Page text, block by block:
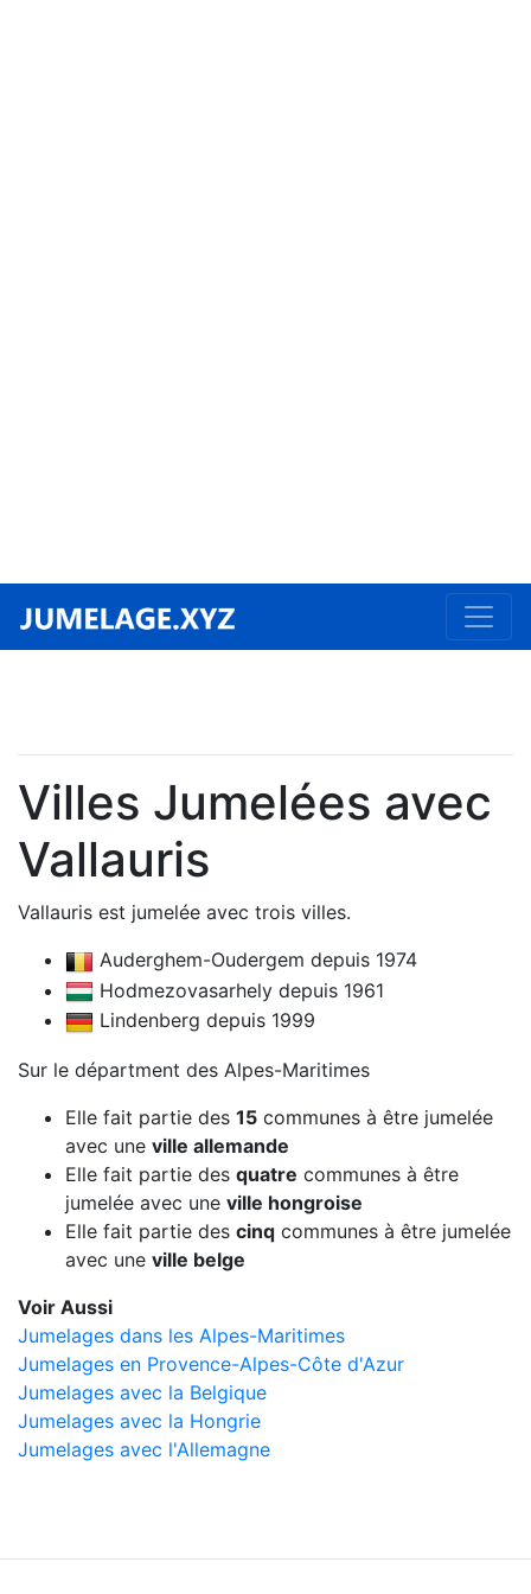
Villes Jumelées avec
Vallauris
Vallauris est jumelée avec trois villes.
Auderghem-Oudergem depuis 1974
Hodmezovasarhely depuis 1961
Lindenberg depuis 1999
Sur le départment des Alpes-Maritimes
Elle fait partie des 15 communes à être jumelée
avec une ville allemande
Elle fait partie des quatre communes à être
jumelée avec une ville hongroise
Elle fait partie des cinq communes à être jumelée
avec une ville belge
Voir Aussi
Jumelages dans les Alpes-Maritimes
Jumelages en Provence-Alpes-Côte d'Azur
Jumelages avec la Belgique
Jumelages avec la Hongrie
Jumelages avec l'Allemagne